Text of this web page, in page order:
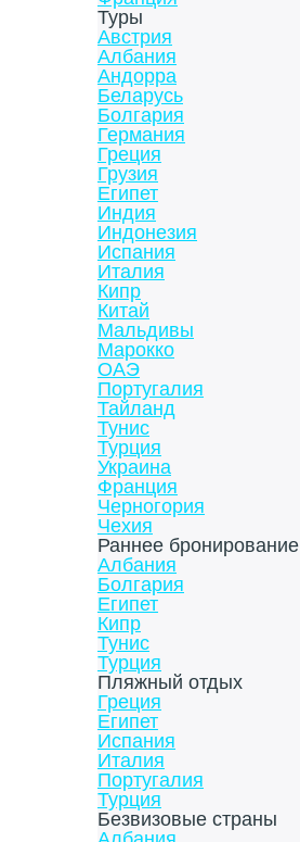
Туры
Австрия
Албания
Андорра
Беларусь
Болгария
Германия
Греция
Грузия
Египет
Индия
Индонезия
Испания
Италия
Кипр
Китай
Мальдивы
Марокко
ОАЭ
Португалия
Тайланд
Тунис
Турция
Украина
Франция
Черногория
Чехия
Раннее бронирование
Албания
Болгария
Египет
Кипр
Тунис
Турция
Пляжный отдых
Греция
Египет
Испания
Италия
Португалия
Турция
Безвизовые страны